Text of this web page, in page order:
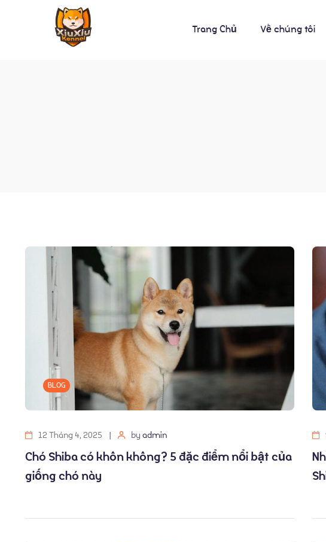
Trang Chủ Về chúng tôi
BLOG
12 Tháng 4, 2025 by admin
Chó Shiba có khôn không? 5 đặc điểm nổi bật của
giống chó này